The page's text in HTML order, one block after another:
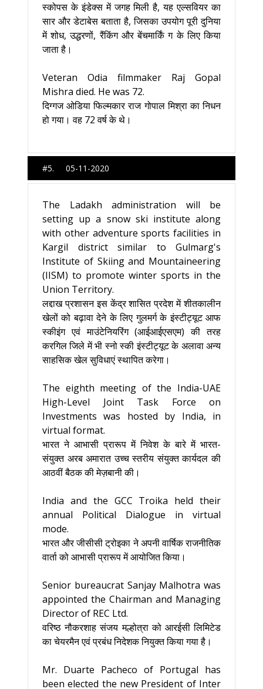
स्कोपस के इंडेक्स में जगह मिली है, यह एल्सवियर का
सार और डेटाबेस बताता है, जिसका उपयोग पूरी दुनिया
में शोध, उद्धरणों, रैंकिंग और बेंचमार्किं ग के लिए किया
जाता है।
Veteran Odia filmmaker Raj Gopal
Mishra died. He was 72.
दिग्गज ओडिया फिल्मकार राज गोपाल मिश्रा का निधन
हो गया। वह 72 वर्ष के थे।
#5. 05-11-2020
The Ladakh administration will be
setting up a snow ski institute along
with other adventure sports facilities in
Kargil district similar to Gulmarg's
Institute of Skiing and Mountaineering
(IISM) to promote winter sports in the
Union Territory.
लद्दाख प्रशासन इस केंद्र शासित प्रदेश में शीतकालीन
खेलों को बढ़ावा देने के लिए गुलमर्ग के इंस्टीट्यूट आफ
स्कीइंग एवं माउंटेनियरिंग (आईआईएसएम) की तरह
करगिल जिले में भी स्नो स्की इंस्टीट्यूट के अलावा अन्य
साहसिक खेल सुविधाएं स्थापित करेगा।
The eighth meeting of the India-UAE
High-Level Joint Task Force on
Investments was hosted by India, in
virtual format.
भारत ने आभासी प्रारूप में निवेश के बारे में भारत-
संयुक्‍त अरब अमारात उच्‍च स्‍तरीय संयुक्‍त कार्यदल की
आठवीं बैठक की मेज़बानी की।
India and the GCC Troika held their
annual Political Dialogue in virtual
mode.
भारत और जीसीसी ट्रोइका ने अपनी वार्षिक राजनीतिक
वार्ता को आभासी प्रारूप में आयोजित किया।
Senior bureaucrat Sanjay Malhotra was
appointed the Chairman and Managing
Director of REC Ltd.
वरिष्ठ नौकरशाह संजय मल्होत्रा को आरईसी लिमिटेड
का चेयरमैन एवं प्रबंध निदेशक नियुक्त किया गया है।
Mr. Duarte Pacheco of Portugal has
been elected the new President of Inter